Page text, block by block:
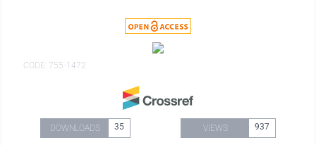
CODE: 755-1472
DOWNLOADS 35 VIEWS 937